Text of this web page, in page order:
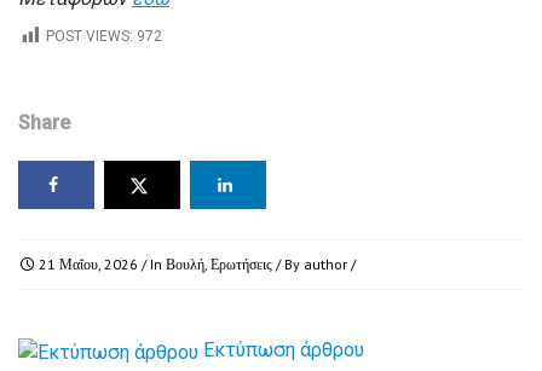
POST VIEWS: 972
Share
21 Μαΐου, 2026 / In Βουλή, Ερωτήσεις / By author /
Εκτύπωση άρθρου